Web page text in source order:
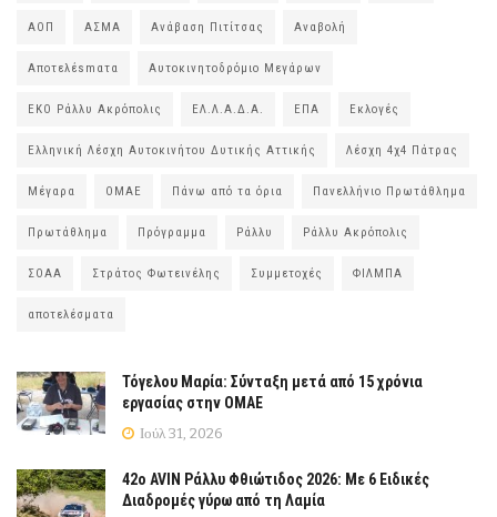
ΑΟΠ ΑΣΜΑ Ανάβαση Πιτίτσας Αναβολή
Αποτελέsmατα Αυτοκινητοδρόμιο Μεγάρων
ΕΚΟ Ράλλυ Ακρόπολις ΕΛ.Λ.Α.Δ.Α. ΕΠΑ Εκλογές
Ελληνική Λέσχη Αυτοκινήτου Δυτικής Αττικής Λέσχη 4χ4 Πάτρας
Μέγαρα ΟΜΑΕ Πάνω από τα όρια Πανελλήνιο Πρωτάθλημα
Πρωτάθλημα Πρόγραμμα Ράλλυ Ράλλυ Ακρόπολις
ΣΟΑΑ Στράτος Φωτεινέλης Συμμετοχές ΦΙΛΜΠΑ
αποτελέσματα
Τόγελου Μαρία: Σύνταξη μετά από 15 χρόνια
εργασίας στην ΟΜΑΕ
Ιούλ 31, 2026
42ο AVIN Ράλλυ Φθιώτιδος 2026: Με 6 Ειδικές
Διαδρομές γύρω από τη Λαμία